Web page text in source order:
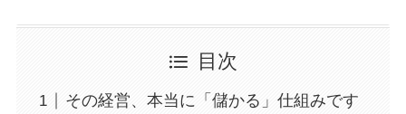
目次
その経営、本当に「儲かる」仕組みです